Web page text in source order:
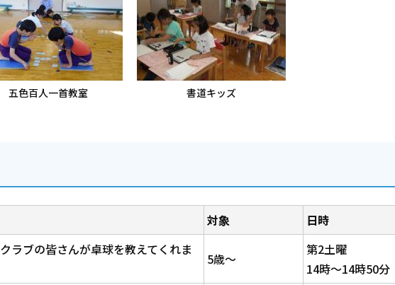
五色百人一首教室 書道キッズ
対象 日時
ラブの皆さんが卓球を教えてくれま
5歳～
第2土曜
14時～14時50分